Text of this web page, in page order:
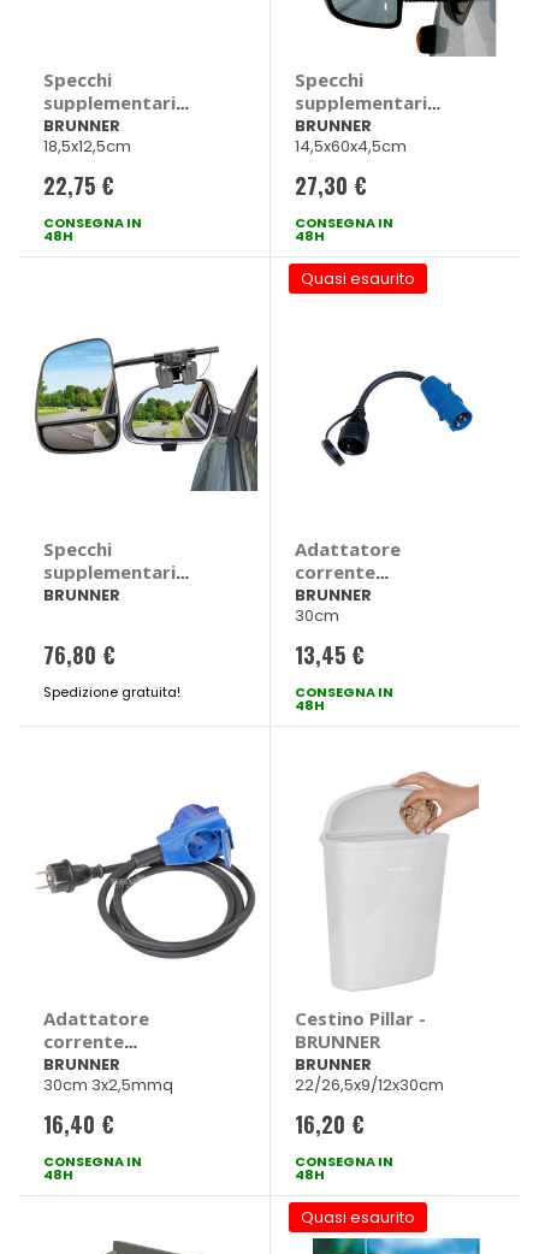
Specchi
supplementari
Delta ANG -
BRUNNER
BRUNNER
18,5x12,5cm
22,75 €
CONSEGNA IN
48H
Specchi
supplementari
Optilus - BRUNNER
BRUNNER
14,5x60x4,5cm
27,30 €
CONSEGNA IN
48H
Specchi
supplementari
Rider Pro -
BRUNNER
76,80 €
Spedizione gratuita!
Quasi esaurito
Adattatore
corrente
CEE/SCHUCO -
BRUNNER
BRUNNER
30cm
13,45 €
CONSEGNA IN
48H
Adattatore
corrente
Schuko/CEE -
BRUNNER
BRUNNER
30cm 3x2,5mmq
16,40 €
CONSEGNA IN
48H
Cestino Pillar -
BRUNNER
BRUNNER
22/26,5x9/12x30cm
16,20 €
CONSEGNA IN
48H
Quasi esaurito